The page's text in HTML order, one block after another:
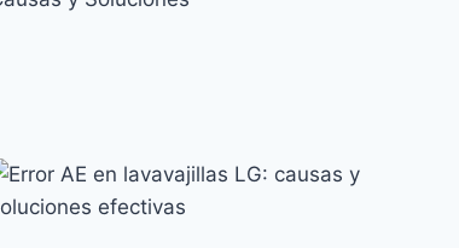
Códigos de error y su significado
Error LC en Lavavajillas Samsung: Causas y
Soluciones